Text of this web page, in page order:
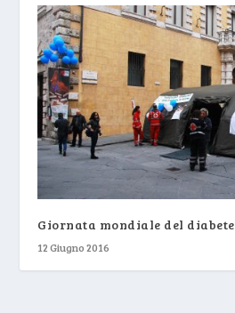
Giornata mondiale del diabete
12 Giugno 2016